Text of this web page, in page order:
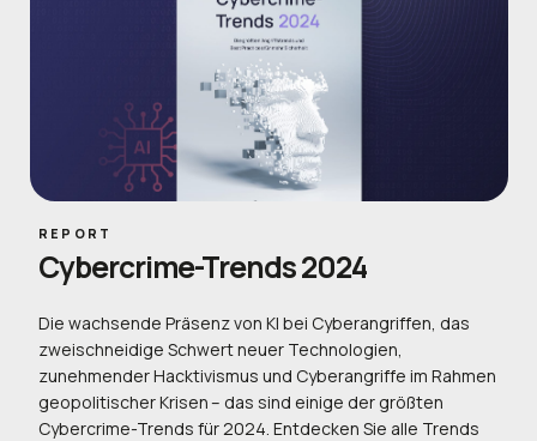
REPORT
Cybercrime-Trends 2024
Die wachsende Präsenz von KI bei Cyberangriffen, das
zweischneidige Schwert neuer Technologien,
zunehmender Hacktivismus und Cyberangriffe im Rahmen
geopolitischer Krisen – das sind einige der größten
Cybercrime-Trends für 2024. Entdecken Sie alle Trends